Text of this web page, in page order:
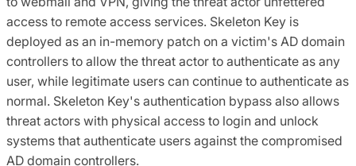
access to remote access services. Skeleton Key is
deployed as an in-memory patch on a victim's AD domain
controllers to allow the threat actor to authenticate as any
user, while legitimate users can continue to authenticate as
normal. Skeleton Key's authentication bypass also allows
threat actors with physical access to login and unlock
systems that authenticate users against the compromised
AD domain controllers.